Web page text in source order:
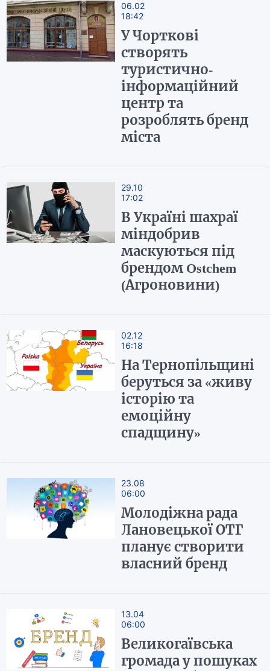
06.02
18:42
У Чорткові
створять
туристично-
інформаційний
центр та
розроблять бренд
міста
29.10
17:02
В Україні шахраї
міндобрив
маскуються під
брендом Ostchem
(Агроновини)
02.12
16:18
На Тернопільщині
беруться за «живу
історію та
емоційну
спадщину»
23.08
06:00
Молодіжна рада
Лановецької ОТГ
планує створити
власний бренд
13.04
06:00
Великогаївська
громада у пошуках